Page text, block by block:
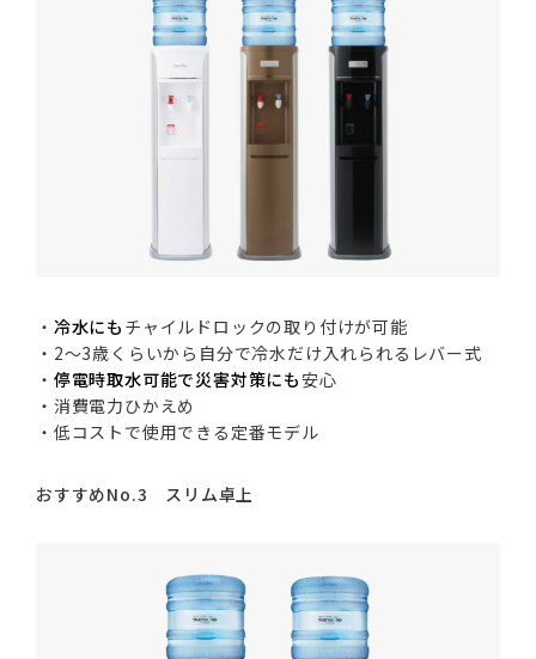
・ 冷水にも チャイルドロックの取り付けが可能
・2～3歳くらいから自分で冷水だけ入れられるレバー式
・ 停電時取水可能で災害対策にも安心
・消費電力ひかえめ
・低コストで使用できる定番モデル
おすすめNo.3 スリム卓上